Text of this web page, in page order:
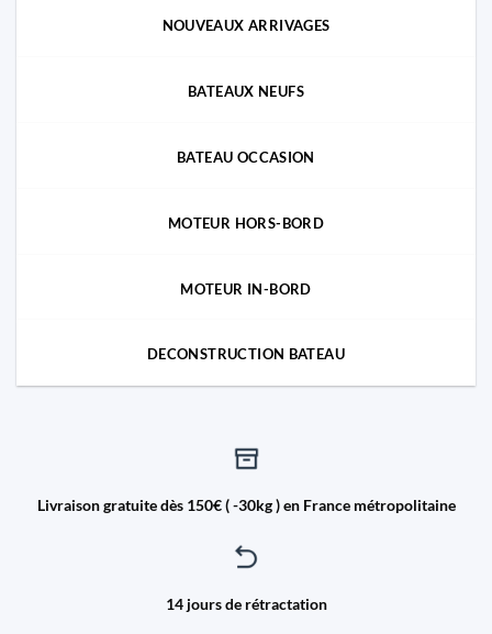
NOUVEAUX ARRIVAGES
BATEAUX NEUFS
BATEAU OCCASION
MOTEUR HORS-BORD
MOTEUR IN-BORD
DECONSTRUCTION BATEAU
Livraison gratuite dès 150€ ( -30kg ) en France métropolitaine
14 jours de rétractation